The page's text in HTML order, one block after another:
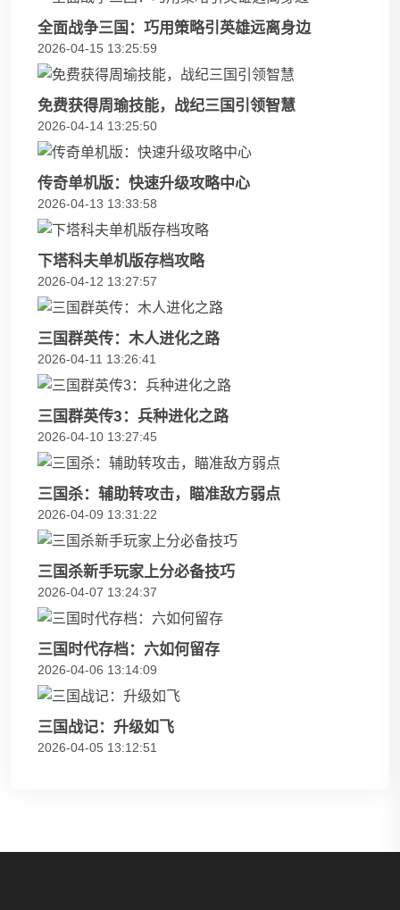
全面战争三国：巧用策略引英雄远离身边
2026-04-15 13:25:59
免费获得周瑜技能，战纪三国引领智慧
2026-04-14 13:25:50
传奇单机版：快速升级攻略中心
2026-04-13 13:33:58
下塔科夫单机版存档攻略
2026-04-12 13:27:57
三国群英传：木人进化之路
2026-04-11 13:26:41
三国群英传3：兵种进化之路
2026-04-10 13:27:45
三国杀：辅助转攻击，瞄准敌方弱点
2026-04-09 13:31:22
三国杀新手玩家上分必备技巧
2026-04-07 13:24:37
三国时代存档：六如何留存
2026-04-06 13:14:09
三国战记：升级如飞
2026-04-05 13:12:51